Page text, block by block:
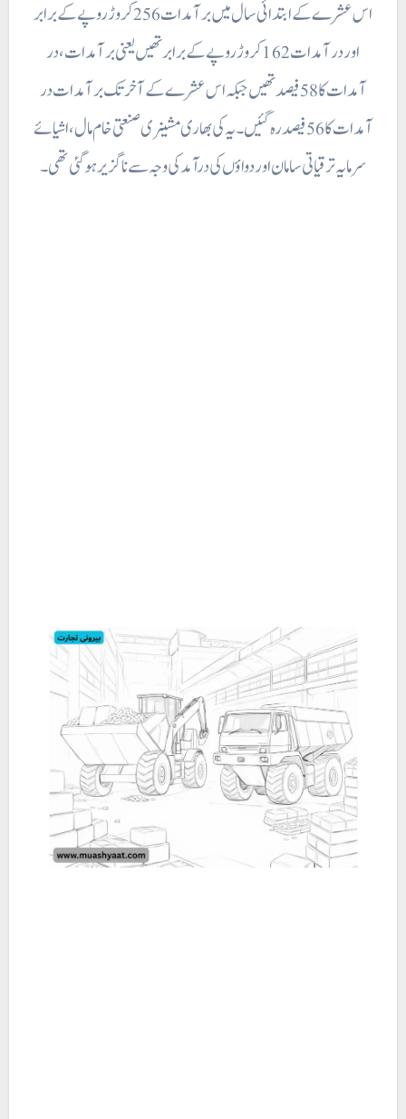
اس عشرے کے ابتدائی سال میں برآمدات 256 کروڑ روپے کے برابر
اور در آمدات 162 کروڑ روپے کے برابر تھیں یعنی برآمدات، در
آمدات کا 58 فیصد تھیں جبکہ اس عشرے کے آخر تک بر آمدات در
آمدات کا 56 فیصد رہ گئیں۔ یہ کی بھاری مشینری صنعتی خام مال ، اشیائے
سرمایہ ترقیاتی سامان اور دواؤں کی درآمد کی وجہ سے ناگزیر ہوگئی تھی۔